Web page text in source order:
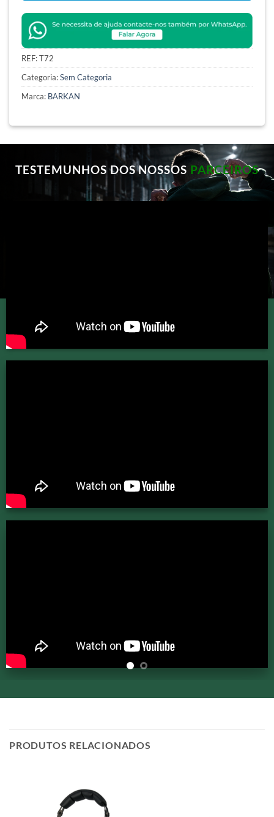
REF:T72
Categoria:Sem Categoria
Marca: BARKAN
TESTEMUNHOS DOS NOSSOS PARCEIROS
PRODUTOS RELACIONADOS